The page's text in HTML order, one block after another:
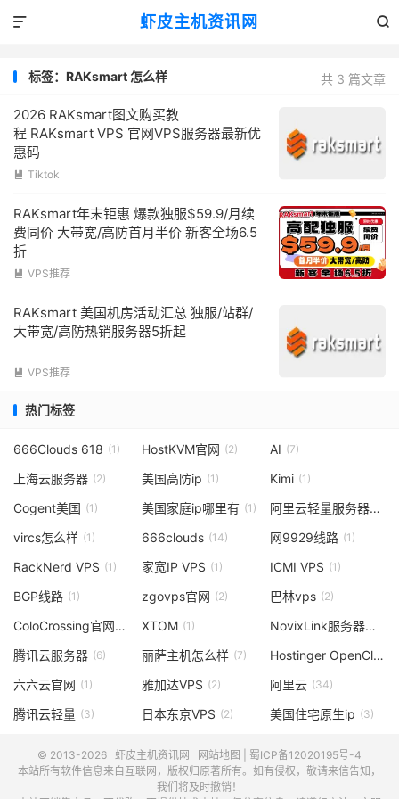
虾皮主机资讯网 

共 3 篇文章
标签：RAKsmart 怎么样
2026 RAKsmart图文购买教
程 RAKsmart VPS 官网VPS服务器最新优
惠码
 Tiktok
RAKsmart年末钜惠 爆款独服$59.9/月续
费同价 大带宽/高防首月半价 新客全场6.5
折
 VPS推荐
RAKsmart 美国机房活动汇总 独服/站群/
大带宽/高防热销服务器5折起
 VPS推荐
热门标签
666Clouds 618 (1) HostKVM官网 (2) AI (7)
上海云服务器 (2) 美国高防ip (1) Kimi (1)
Cogent美国 (1) 美国家庭ip哪里有 (1) 阿里云轻量服务器
(1)
vircs怎么样 (1) 666clouds (14) 网9929线路 (1)
RackNerd VPS (1) 家宽IP VPS (1) ICMI VPS (1)
BGP线路 (1) zgovps官网 (2) 巴林vps (2)
ColoCrossing官网
(1) XTOM (1)
NovixLink服务器怎么选
腾讯云服务器 (6) 丽萨主机怎么样 (7) Hostinger OpenClaw
六六云官网 (1) 雅加达VPS (2) 阿里云 (34)
腾讯云轻量 (3) 日本东京VPS (2) 美国住宅原生ip (3)
© 2013-2026 虾皮主机资讯网 网站地图
蜀ICP备12020195号-4
本站所有软件信息来自互联网，版权归原著所有。如有侵权，敬请来信告知，
我们将及时撤销！